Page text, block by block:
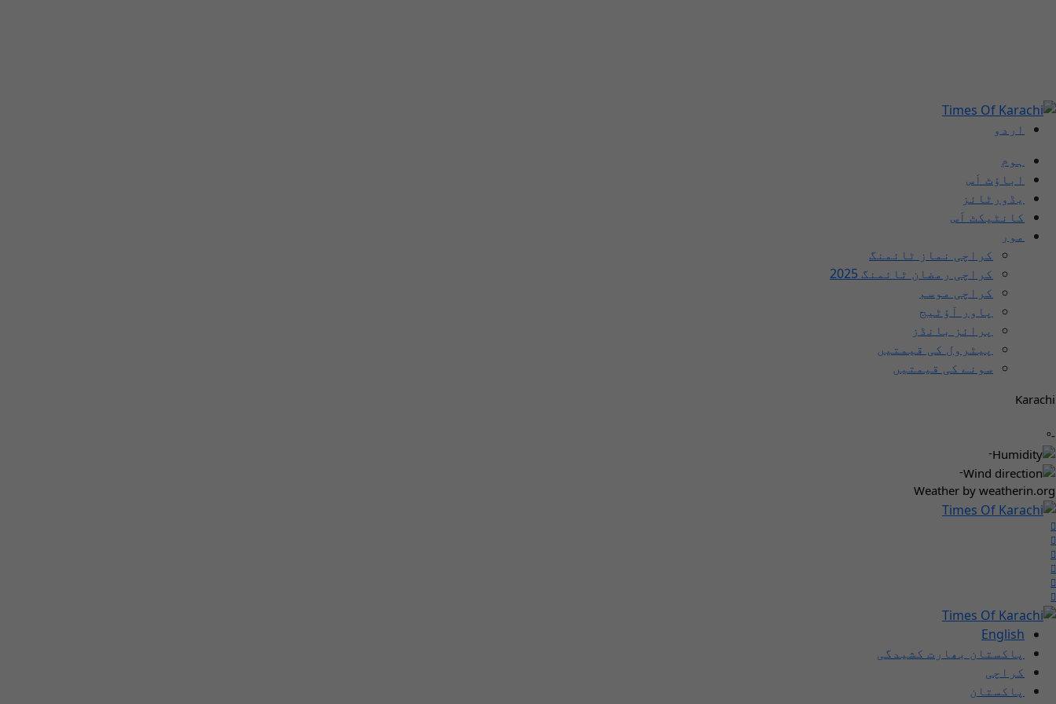
اردو
ہوم
اباؤٹ اَس
یڈورٹائز
کانٹیکٹ اَس
مور
کراچی نماز ٹائمنگ
کراچی رمضان ٹائمنگ 2025
کراچی موسم
پاور آؤٹیج
پرائز بانڈز
پیٹرول کی قیمتیں
سونے کی قیمتیں
Karachi
-º
-
-
Weather by weatherin.org
English
پاکستان بھارت کشیدگی
کراچی
پاکستان